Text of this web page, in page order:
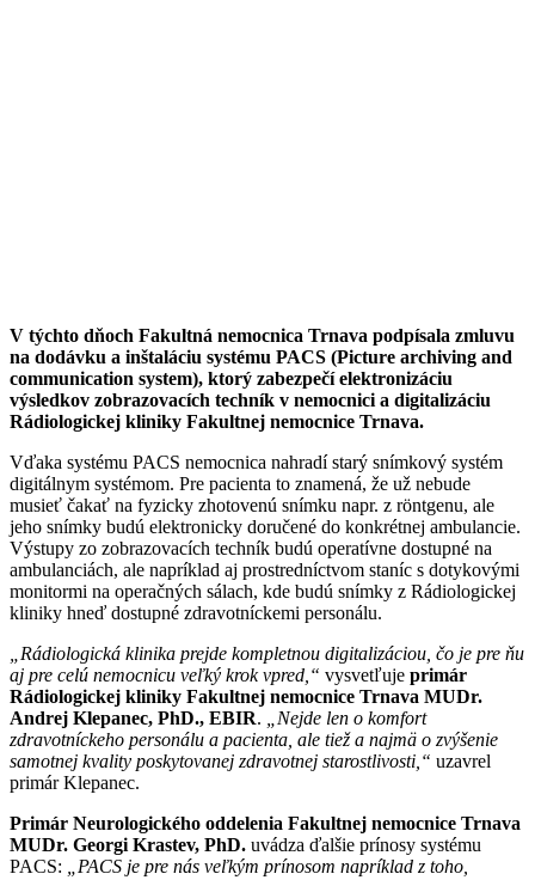
V týchto dňoch Fakultná nemocnica Trnava podpísala zmluvu
na dodávku a inštaláciu systému PACS (Picture archiving and
communication system), ktorý zabezpečí elektronizáciu
výsledkov zobrazovacích techník v nemocnici a digitalizáciu
Rádiologickej kliniky Fakultnej nemocnice Trnava.
Vďaka systému PACS nemocnica nahradí starý snímkový systém
digitálnym systémom. Pre pacienta to znamená, že už nebude
musieť čakať na fyzicky zhotovenú snímku napr. z röntgenu, ale
jeho snímky budú elektronicky doručené do konkrétnej ambulancie.
Výstupy zo zobrazovacích techník budú operatívne dostupné na
ambulanciách, ale napríklad aj prostredníctvom staníc s dotykovými
monitormi na operačných sálach, kde budú snímky z Rádiologickej
kliniky hneď dostupné zdravotníckemi personálu.
Rádiologická klinika prejde kompletnou digitalizáciou, čo je pre ňu
aj pre celú nemocnicu veľký krok vpred, “ vysvetľuje primár
Rádiologickej kliniky Fakultnej nemocnice Trnava MUDr.
Andrej Klepanec, PhD., EBIR.
Nejde len o komfort
zdravotníckeho personálu a pacienta, ale tiež a najmä o zvýšenie
samotnej kvality poskytovanej zdravotnej starostlivosti ,“ uzavrel
primár Klepanec.
Primár Neurologického oddelenia Fakultnej nemocnice Trnava
MUDr. Georgi Krastev, PhD. uvádza ďalšie prínosy systému
PACS:
PACS je pre nás veľkým prínosom napríklad z toho,